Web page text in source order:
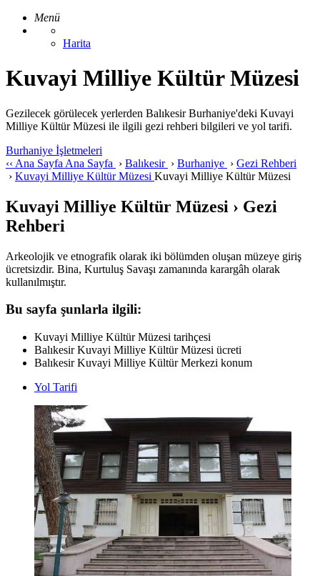
Menü
Harita
Kuvayi Milliye Kültür Müzesi
Gezilecek görülecek yerlerden Balıkesir Burhaniye'deki Kuvayi
Milliye Kültür Müzesi ile ilgili gezi rehberi bilgileri ve yol tarifi.
Burhaniye İşletmeleri
‹‹ Ana Sayfa Ana Sayfa › Balıkesir › Burhaniye › Gezi Rehberi
› Kuvayi Milliye Kültür Müzesi Kuvayi Milliye Kültür Müzesi
Kuvayi Milliye Kültür Müzesi › Gezi
Rehberi
Arkeolojik ve etnografik olarak iki bölümden oluşan müzeye giriş
ücretsizdir. Bina, Kurtuluş Savaşı zamanında karargâh olarak
kullanılmıştır.
Bu sayfa şunlarla ilgili:
Kuvayi Milliye Kültür Müzesi tarihçesi
Balıkesir Kuvayi Milliye Kültür Müzesi ücreti
Balıkesir Kuvayi Milliye Kültür Merkezi konum
Yol Tarifi